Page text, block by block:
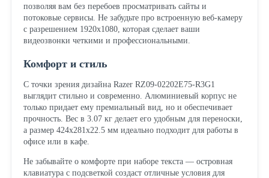
позволяя вам без перебоев просматривать сайты и
потоковые сервисы. Не забудьте про встроенную веб-камеру
с разрешением 1920x1080, которая сделает ваши
видеозвонки четкими и профессиональными.
Комфорт и стиль
С точки зрения дизайна Razer RZ09-02202E75-R3G1
выглядит стильно и современно. Алюминиевый корпус не
только придает ему премиальный вид, но и обеспечивает
прочность. Вес в 3.07 кг делает его удобным для переноски,
а размер 424x281x22.5 мм идеально подходит для работы в
офисе или в кафе.
Не забывайте о комфорте при наборе текста — островная
клавиатура с подсветкой создаст отличные условия для